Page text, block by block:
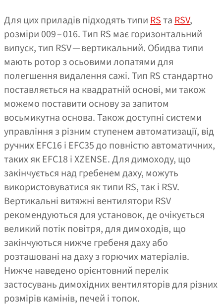
Для цих приладів підходять типиRSтаRSV,
розміри 009 – 016. Тип RS має горизонтальний
випуск, тип RSV — вертикальний. Обидва типи
мають ротор з осьовими лопатями для
полегшення видалення сажі. Тип RS стандартно
поставляється на квадратній основі, ми також
можемо поставити основу за запитом
восьмикутна основа. Також доступні системи
управління з різним ступенем автоматизації, від
ручних EFC16 і EFC35 до повністю автоматичних,
таких як EFC18 і XZENSE. Для димоходу, що
закінчується над гребенем даху, можуть
використовуватися як типи RS, так і RSV.
Вертикальні витяжні вентилятори RSV
рекомендуються для установок, де очікується
великий потік повітря, для димоходів, що
закінчуються нижче гребеня даху або
розташовані на даху з горючих матеріалів.
Нижче наведено орієнтовний перелік
застосувань димохідних вентиляторів для різних
розмірів камінів, печей і топок.